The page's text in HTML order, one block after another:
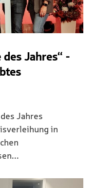
Jahres“ -
Jahres
in